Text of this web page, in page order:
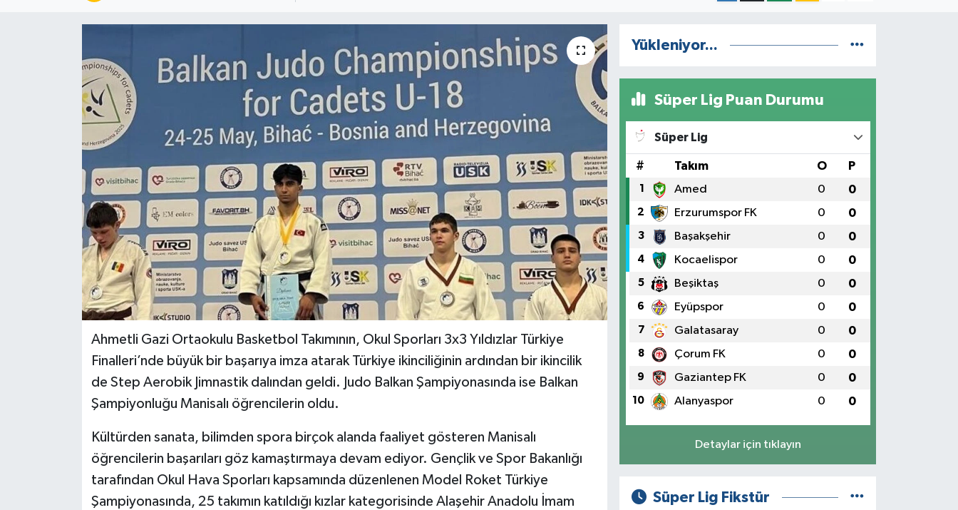
Ahmetli Gazi Ortaokulu Basketbol Takımının, Okul Sporları 3x3 Yıldızlar Türkiye
Finalleri’nde büyük bir başarıya imza atarak Türkiye ikinciliğinin ardından bir ikincilik
de Step Aerobik Jimnastik dalından geldi. Judo Balkan Şampiyonasında ise Balkan
Şampiyonluğu Manisalı öğrencilerin oldu.
Kültürden sanata, bilimden spora birçok alanda faaliyet gösteren Manisalı
öğrencilerin başarıları göz kamaştırmaya devam ediyor. Gençlik ve Spor Bakanlığı
tarafından Okul Hava Sporları kapsamında düzenlenen Model Roket Türkiye
Şampiyonasında, 25 takımın katıldığı kızlar kategorisinde Alaşehir Anadolu İmam
Yükleniyor...
Süper Lig Puan Durumu
Süper Lig
# Takım O P
1 Amed 0 0
2 Erzurumspor FK 0 0
3 Başakşehir 0 0
4 Kocaelispor 0 0
5 Beşiktaş 0 0
6 Eyüpspor 0 0
7 Galatasaray 0 0
8 Çorum FK 0 0
9 Gaziantep FK 0 0
10 Alanyaspor 0 0
Detaylar için tıklayın
Süper Lig Fikstür